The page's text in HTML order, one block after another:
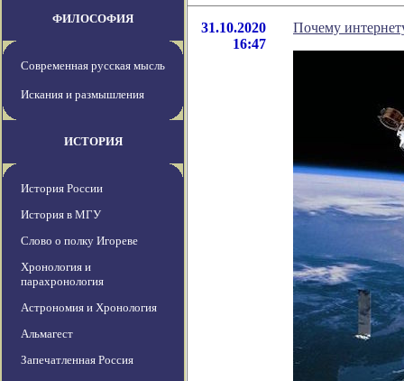
ФИЛОСОФИЯ
Современная русская мысль
Искания и размышления
ИСТОРИЯ
История России
История в МГУ
Слово о полку Игореве
Хронология и
парахронология
Астрономия и Хронология
Альмагест
Запечатленная Россия
31.10.2020
16:47
Почему